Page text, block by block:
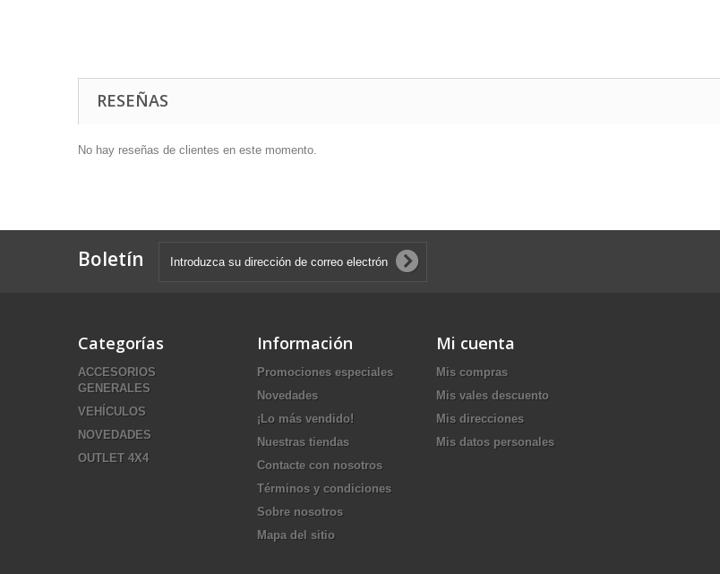
RESEÑAS
No hay reseñas de clientes en este momento.
Boletín
Categorías
ACCESORIOS
GENERALES
VEHÍCULOS
NOVEDADES
OUTLET 4X4
Información
Promociones especiales
Novedades
¡Lo más vendido!
Nuestras tiendas
Contacte con nosotros
Términos y condiciones
Sobre nosotros
Mapa del sitio
Mi cuenta
Mis compras
Mis vales descuento
Mis direcciones
Mis datos personales